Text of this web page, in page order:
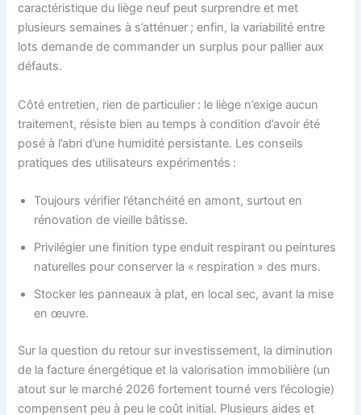
caractéristique du liège neuf peut surprendre et met
plusieurs semaines à s’atténuer ; enfin, la variabilité entre
lots demande de commander un surplus pour pallier aux
défauts.
Côté entretien, rien de particulier : le liège n’exige aucun
traitement, résiste bien au temps à condition d’avoir été
posé à l’abri d’une humidité persistante. Les conseils
pratiques des utilisateurs expérimentés :
Toujours vérifier l’étanchéité en amont, surtout en
rénovation de vieille bâtisse.
Privilégier une finition type enduit respirant ou peintures
naturelles pour conserver la « respiration » des murs.
Stocker les panneaux à plat, en local sec, avant la mise
en œuvre.
Sur la question du retour sur investissement, la diminution
de la facture énergétique et la valorisation immobilière (un
atout sur le marché 2026 fortement tourné vers l’écologie)
compensent peu à peu le coût initial. Plusieurs aides et